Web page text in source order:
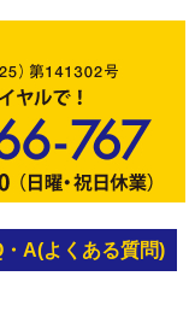
・A(よくある質問)